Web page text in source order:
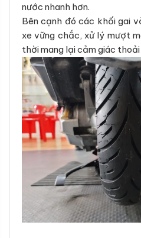
nước nhanh hơn.
Bên cạnh đó các khối gai
xe vững chắc, xử lý mượt
thời mang lại cảm giác thoải